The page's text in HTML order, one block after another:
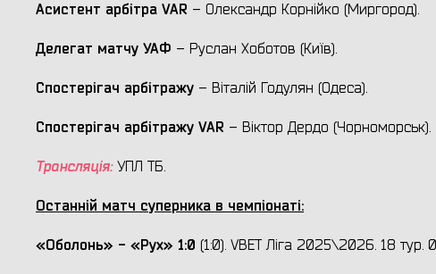
Асистент арбітра VAR – Олександр Корнійко (Миргород).
Делегат матчу УАФ – Руслан Хоботов (Київ).
Спостерігач арбітражу – Віталій Годулян (Одеса).
Спостерігач арбітражу VAR – Віктор Дердо (Чорноморськ).
Трансляція:УПЛ ТБ.
Останній матч суперника в чемпіонаті:
«Оболонь» - «Рух» 1:0 (1:0). VBET Ліга 2025\2026. 18 тур.